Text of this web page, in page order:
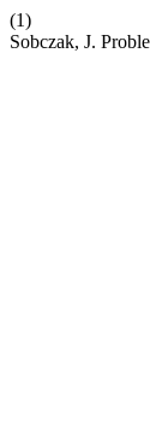
(1)
Sobczak, J.